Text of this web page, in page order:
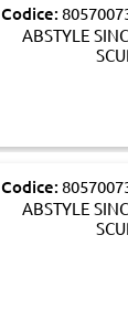
Codice:
ABSTYLE
Codice:
ABSTYLE